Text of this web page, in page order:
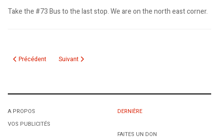
Take the #73 Bus to the last stop. We are on the north east corner.
Article précédent : Résultat du tirage des livres "Jacques Mesrine.
Précédent Article suivant : Résultat du tirage des livres "La gifle, Ma
Suivant
A PROPOS
VOS PUBLICITÉS
DERNIÈRE
FAITES UN DON